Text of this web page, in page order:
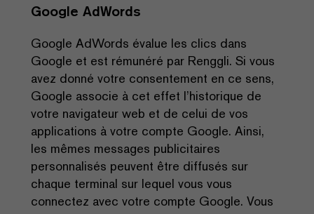
Google AdWords
Google AdWords évalue les clics dans
Google et est rémunéré par Renggli. Si vous
avez donné votre consentement en ce sens,
Google associe à cet effet l’historique de
votre navigateur web et de celui de vos
applications à votre compte Google. Ainsi,
les mêmes messages publicitaires
personnalisés peuvent être diffusés sur
chaque terminal sur lequel vous vous
connectez avec votre compte Google. Vous